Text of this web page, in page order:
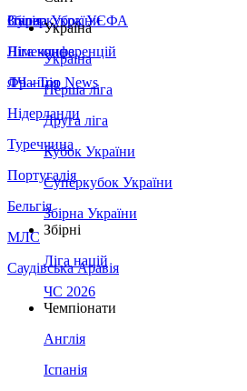
Збірна України
Італія
Німеччина
Франція
Нідерланди
Туреччина
Португалія
Бельгія
МЛС
Саудівська Аравія
Суперкубок УЄФА
Ліга конференцій
ЛЧ - Top News
Україна
Україна
Перша ліга
Друга ліга
Кубок України
Суперкубок України
Збірна України
Збірні
Ліга націй
ЧС 2026
Чемпіонати
Англія
Іспанія